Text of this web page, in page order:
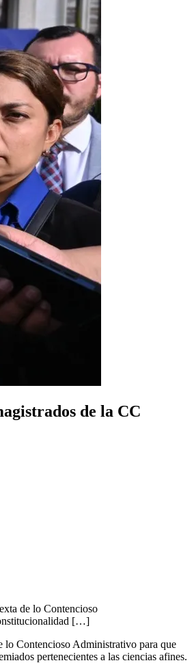
de la CC
de lo Contencioso
[…]
lo Contencioso Administrativo para que
pertenecientes a las ciencias afines.